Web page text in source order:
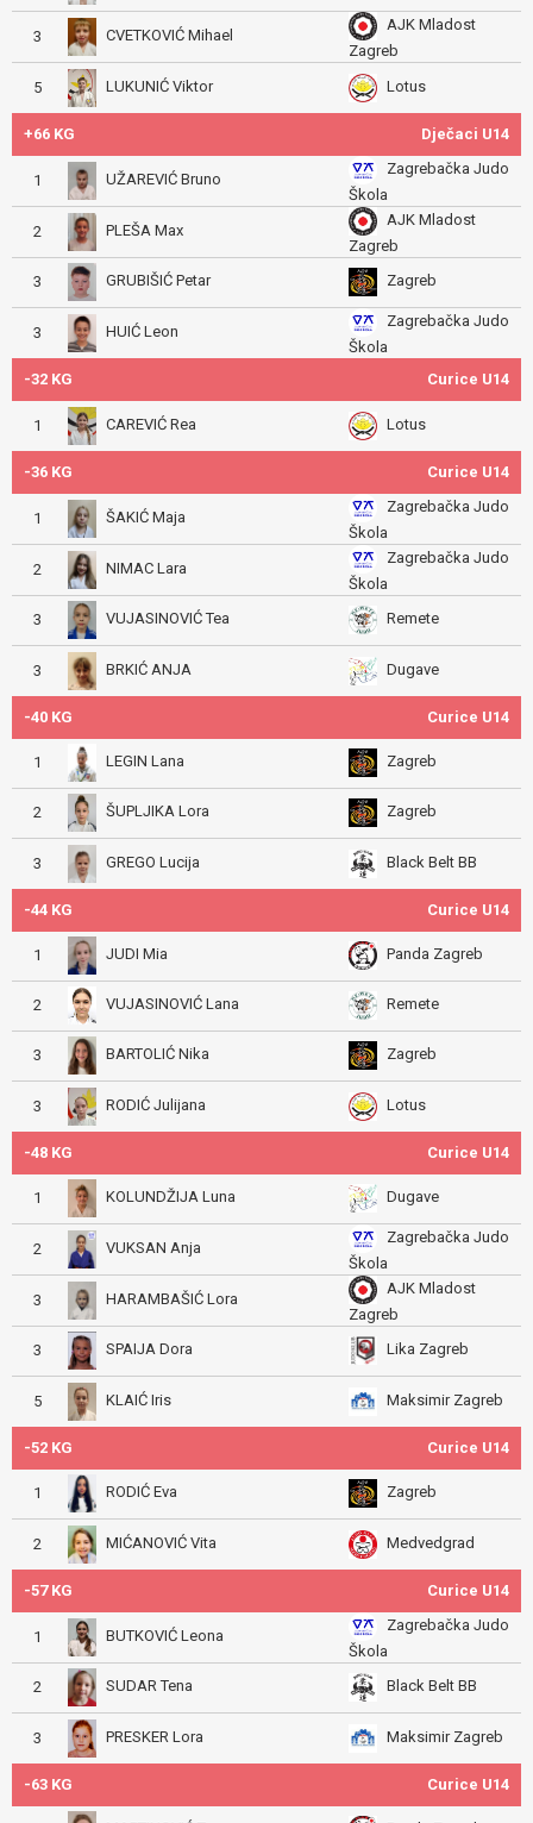
3 CVETKOVIĆ Mihael
AJK Mladost
Zagreb
5 LUKUNIĆ Viktor Lotus
+66 KG Dječaci U14
1 UŽAREVIĆ Bruno
Zagrebačka Judo
Škola
2 PLEŠA Max
AJK Mladost
Zagreb
3
GRUBIŠIĆ Petar Zagreb
3 HUIĆ Leon
Zagrebačka Judo
Škola
-32 KG
Curice U14
1 CAREVIĆ Rea Lotus
-36 KG Curice U14
1 ŠAKIĆ Maja
Zagrebačka Judo
Škola
2 NIMAC Lara
Zagrebačka Judo
Škola
3
VUJASINOVIĆ Tea Remete
3 BRKIĆ ANJA Dugave
-40 KG Curice U14
1 LEGIN Lana Zagreb
2 ŠUPLJIKA Lora Zagreb
3 GREGO Lucija Black Belt BB
-44 KG Curice U14
1 JUDI Mia Panda Zagreb
2 VUJASINOVIĆ Lana Remete
3 BARTOLIĆ Nika Zagreb
3 RODIĆ Julijana Lotus
-48 KG Curice U14
1 KOLUNDŽIJA Luna Dugave
2 VUKSAN Anja
Zagrebačka Judo
Škola
3 HARAMBAŠIĆ Lora
AJK Mladost
Zagreb
3
SPAIJA Dora Lika Zagreb
5 KLAIĆ Iris Maksimir Zagreb
-52 KG Curice U14
1 RODIĆ Eva Zagreb
2 MIĆANOVIĆ Vita Medvedgrad
-57 KG Curice U14
1 BUTKOVIĆ Leona
Zagrebačka Judo
Škola
2
SUDAR Tena Black Belt BB
3 PRESKER Lora Maksimir Zagreb
-63 KG Curice U14